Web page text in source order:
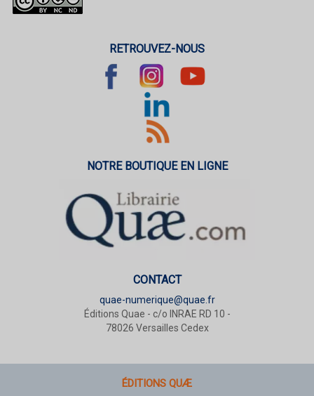
RETROUVEZ-NOUS
NOTRE BOUTIQUE EN LIGNE
CONTACT
quae-numerique@quae.fr
Éditions Quae - c/o INRAE RD 10 -
78026 Versailles Cedex
ÉDITIONS QUÆ